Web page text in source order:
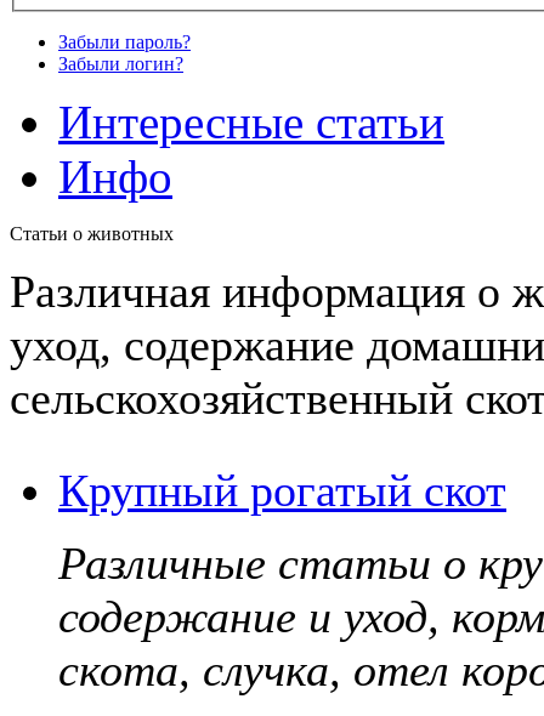
Забыли пароль?
Забыли логин?
Интересные статьи
Инфо
Статьи о животных
Различная информация о
уход, содержание
сельскохозяйственный
Крупный рогатый скот
Различные статьи о
содержание и уход,
скота, случка, отел